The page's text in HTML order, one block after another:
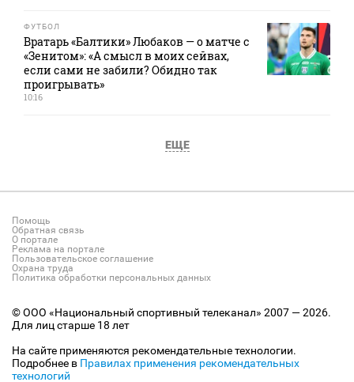
ФУТБОЛ
Вратарь «Балтики» Любаков — о матче с
«Зенитом»: «А смысл в моих сейвах,
если сами не забили? Обидно так
проигрывать»
10:16
ЕЩЕ
Помощь
Обратная связь
О портале
Реклама на портале
Пользовательское соглашение
Охрана труда
Политика обработки персональных данных
© ООО «Национальный спортивный телеканал» 2007 — 2026.
Для лиц старше 18 лет
На сайте применяются рекомендательные технологии.
Подробнее в Правилах применения рекомендательных
технологий